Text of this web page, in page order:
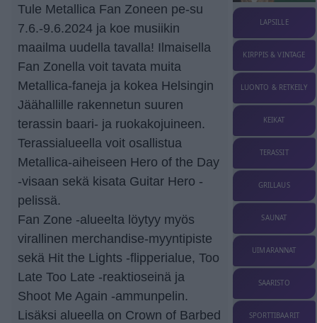
Tule Metallica Fan Zoneen pe-su
7.6.-9.6.2024 ja koe musiikin
maailma uudella tavalla! Ilmaisella
Fan Zonella voit tavata muita
Metallica-faneja ja kokea Helsingin
Jäähallille rakennetun suuren
terassin baari- ja ruokakojuineen.
Terassialueella voit osallistua
Metallica-aiheiseen Hero of the Day
-visaan sekä kisata Guitar Hero -
pelissä.
Fan Zone -alueelta löytyy myös
virallinen merchandise-myyntipiste
sekä Hit the Lights -flipperialue, Too
Late Too Late -reaktioseinä ja
Shoot Me Again -ammunpelin.
Lisäksi alueella on Crown of Barbed
LAPSILLE
KIRPPIS & VINTAGE
LUONTO & RETKEILY
KEIKAT
TERASSIT
GRILLAUS
SAUNAT
UIMARANNAT
SAARISTO
SPORTTIBAARIT